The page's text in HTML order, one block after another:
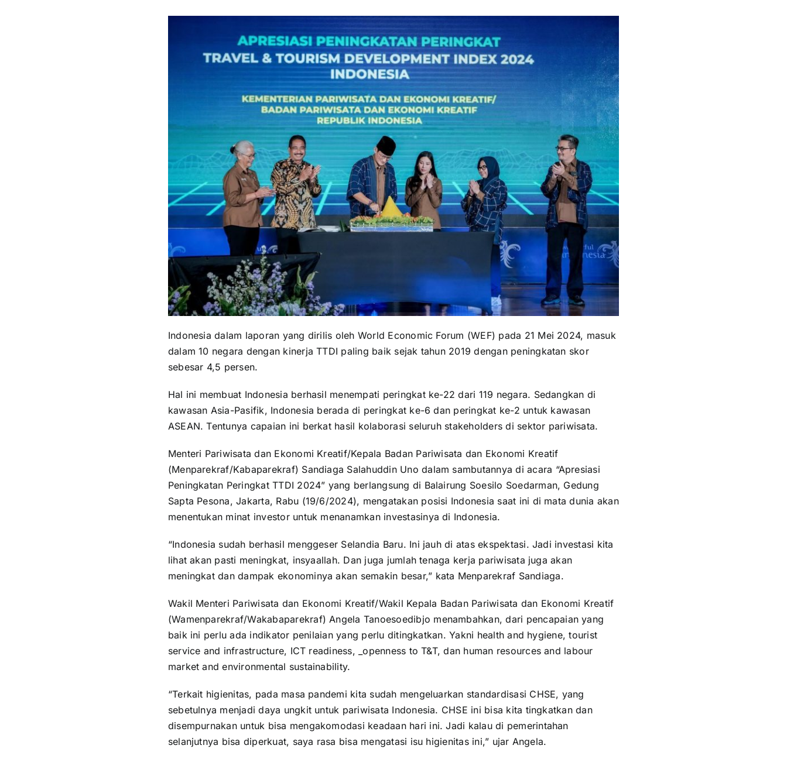
Indonesia dalam laporan yang dirilis oleh World Economic Forum (WEF) pada 21 Mei 2024, masuk
dalam 10 negara dengan kinerja TTDI paling baik sejak tahun 2019 dengan peningkatan skor
sebesar 4,5 persen.
Hal ini membuat Indonesia berhasil menempati peringkat ke-22 dari 119 negara. Sedangkan di
kawasan Asia-Pasifik, Indonesia berada di peringkat ke-6 dan peringkat ke-2 untuk kawasan
ASEAN. Tentunya capaian ini berkat hasil kolaborasi seluruh stakeholders di sektor pariwisata.
Menteri Pariwisata dan Ekonomi Kreatif/Kepala Badan Pariwisata dan Ekonomi Kreatif
(Menparekraf/Kabaparekraf) Sandiaga Salahuddin Uno dalam sambutannya di acara “Apresiasi
Peningkatan Peringkat TTDI 2024” yang berlangsung di Balairung Soesilo Soedarman, Gedung
Sapta Pesona, Jakarta, Rabu (19/6/2024), mengatakan posisi Indonesia saat ini di mata dunia akan
menentukan minat investor untuk menanamkan investasinya di Indonesia.
“Indonesia sudah berhasil menggeser Selandia Baru. Ini jauh di atas ekspektasi. Jadi investasi kita
lihat akan pasti meningkat, insyaallah. Dan juga jumlah tenaga kerja pariwisata juga akan
meningkat dan dampak ekonominya akan semakin besar,” kata Menparekraf Sandiaga.
Wakil Menteri Pariwisata dan Ekonomi Kreatif/Wakil Kepala Badan Pariwisata dan Ekonomi Kreatif
(Wamenparekraf/Wakabaparekraf) Angela Tanoesoedibjo menambahkan, dari pencapaian yang
baik ini perlu ada indikator penilaian yang perlu ditingkatkan. Yakni health and hygiene, tourist
service and infrastructure, ICT readiness, _openness to T&T, dan human resources and labour
market and environmental sustainability.
“Terkait higienitas, pada masa pandemi kita sudah mengeluarkan standardisasi CHSE, yang
sebetulnya menjadi daya ungkit untuk pariwisata Indonesia. CHSE ini bisa kita tingkatkan dan
disempurnakan untuk bisa mengakomodasi keadaan hari ini. Jadi kalau di pemerintahan
selanjutnya bisa diperkuat, saya rasa bisa mengatasi isu higienitas ini,” ujar Angela.